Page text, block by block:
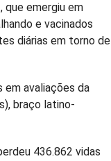
que emergiu em
e vacinados
diárias em torno de
avaliações da
braço latino-
436.862 vidas